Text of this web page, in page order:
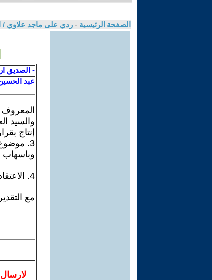
الصفحة الرئيسية - ردي على ماجد علاوي /
- الصديق
عبد
والسيد
إنتاج
3.
وباسهاب
4. الاعتقاد بإنهيار الرأسمالية , يعنى انتهاء زمن العمل المأجور و الاستغلال .
مع
لا